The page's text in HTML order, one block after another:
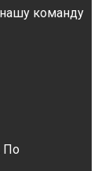
команду
По